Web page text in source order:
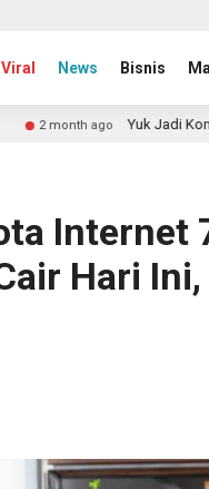
Viral News Bisnis
Yuk Jadi Kontributor
Internet
Hari